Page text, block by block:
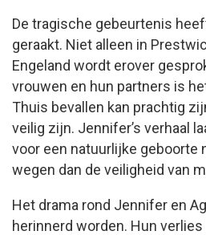
De tragische gebeurtenis
geraakt. Niet alleen in
Engeland wordt erover
vrouwen en hun partners is
Thuis bevallen kan prachtig
veilig zijn. Jennifer’s verhaal
voor een natuurlijke geboorte
wegen dan de veiligheid van
Het drama rond Jennifer en
herinnerd worden. Hun